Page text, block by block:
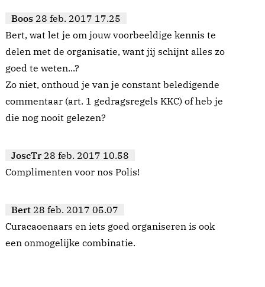
Boos 28 feb. 2017 17.25
Bert, wat let je om jouw voorbeeldige kennis te
delen met de organisatie, want jij schijnt alles zo
goed te weten...?
Zo niet, onthoud je van je constant beledigende
commentaar (art. 1 gedragsregels KKC) of heb je
die nog nooit gelezen?
JoscTr 28 feb. 2017 10.58
Complimenten voor nos Polis!
Bert 28 feb. 2017 05.07
Curacaoenaars en iets goed organiseren is ook
een onmogelijke combinatie.